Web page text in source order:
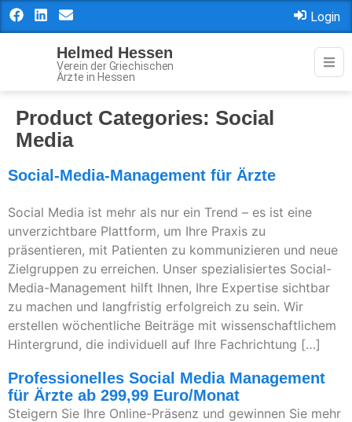
Login
Helmed Hessen
Verein der Griechischen
Ärzte in Hessen
Product Categories: Social
Media
Social-Media-Management für Ärzte
Social Media ist mehr als nur ein Trend – es ist eine
unverzichtbare Plattform, um Ihre Praxis zu
präsentieren, mit Patienten zu kommunizieren und neue
Zielgruppen zu erreichen. Unser spezialisiertes Social-
Media-Management hilft Ihnen, Ihre Expertise sichtbar
zu machen und langfristig erfolgreich zu sein. Wir
erstellen wöchentliche Beiträge mit wissenschaftlichem
Hintergrund, die individuell auf Ihre Fachrichtung […]
Professionelles Social Media Management
für Ärzte ab 299,99 Euro/Monat
Steigern Sie Ihre Online-Präsenz und gewinnen Sie mehr